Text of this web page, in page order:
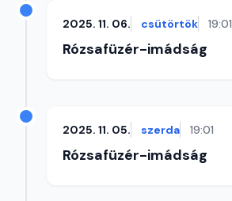
2025. 11. 06. csütörtök 19:01
Rózsafüzér-imádság
2025. 11. 05. szerda 19:01
Rózsafüzér-imádság